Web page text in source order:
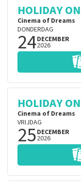
HOLIDAY
Cinema of Dreams
DONDERDAG
24DECEMBER
2026
HOLIDAY
Cinema of Dreams
VRIJDAG
25DECEMBER
2026